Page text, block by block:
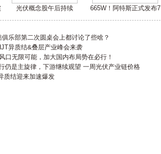
光伏概念股午后持续 665W！阿特斯正式发布7
乐部第二次圆桌会上都讨论了些啥？
异质结&叠层产业峰会来袭
口无限可能，加大国内布局势在必行！
仍是主旋律，下游继续观望 一周光伏产业链价格
质结迎来加速爆发